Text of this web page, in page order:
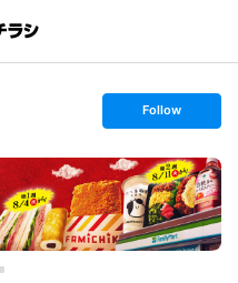
s
t
o
l
l
o
w
Follow